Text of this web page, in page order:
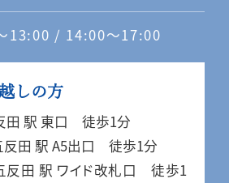
13:00 / 14:00〜17:00
しの方
田 駅 東口 徒歩1分
反田 駅 A5出口 徒歩1分
反田 駅 ワイド改札口 徒歩1